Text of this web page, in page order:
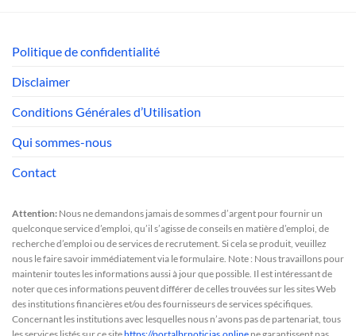
Politique de confidentialité
Disclaimer
Conditions Générales d’Utilisation
Qui sommes-nous
Contact
Attention: Nous ne demandons jamais de sommes d’argent pour fournir un
quelconque service d’emploi, qu’il s’agisse de conseils en matière d’emploi, de
recherche d’emploi ou de services de recrutement. Si cela se produit, veuillez
nous le faire savoir immédiatement via le formulaire. Note : Nous travaillons pour
maintenir toutes les informations aussi à jour que possible. Il est intéressant de
noter que ces informations peuvent différer de celles trouvées sur les sites Web
des institutions financières et/ou des fournisseurs de services spécifiques.
Concernant les institutions avec lesquelles nous n’avons pas de partenariat, tous